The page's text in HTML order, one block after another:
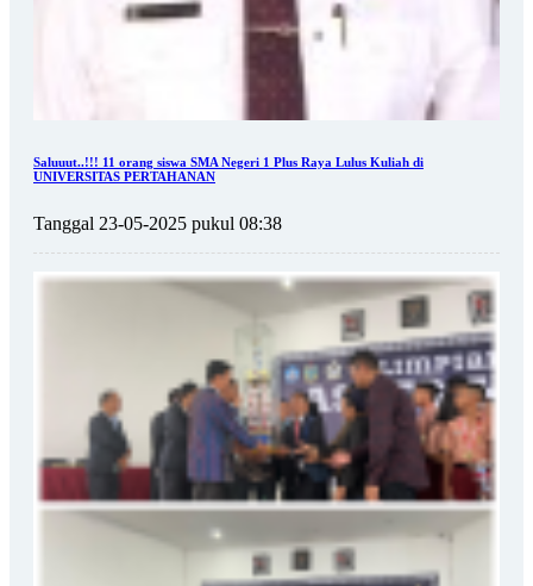
Saluuut..!!! 11 orang siswa SMA Negeri 1 Plus Raya Lulus Kuliah di
UNIVERSITAS PERTAHANAN
Tanggal 23-05-2025 pukul 08:38